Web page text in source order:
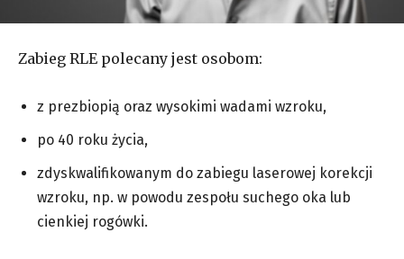
Zabieg RLE polecany jest osobom:
z prezbiopią oraz wysokimi wadami wzroku,
po 40 roku życia,
zdyskwalifikowanym do zabiegu laserowej korekcji
wzroku, np. w powodu zespołu suchego oka lub
cienkiej rogówki.